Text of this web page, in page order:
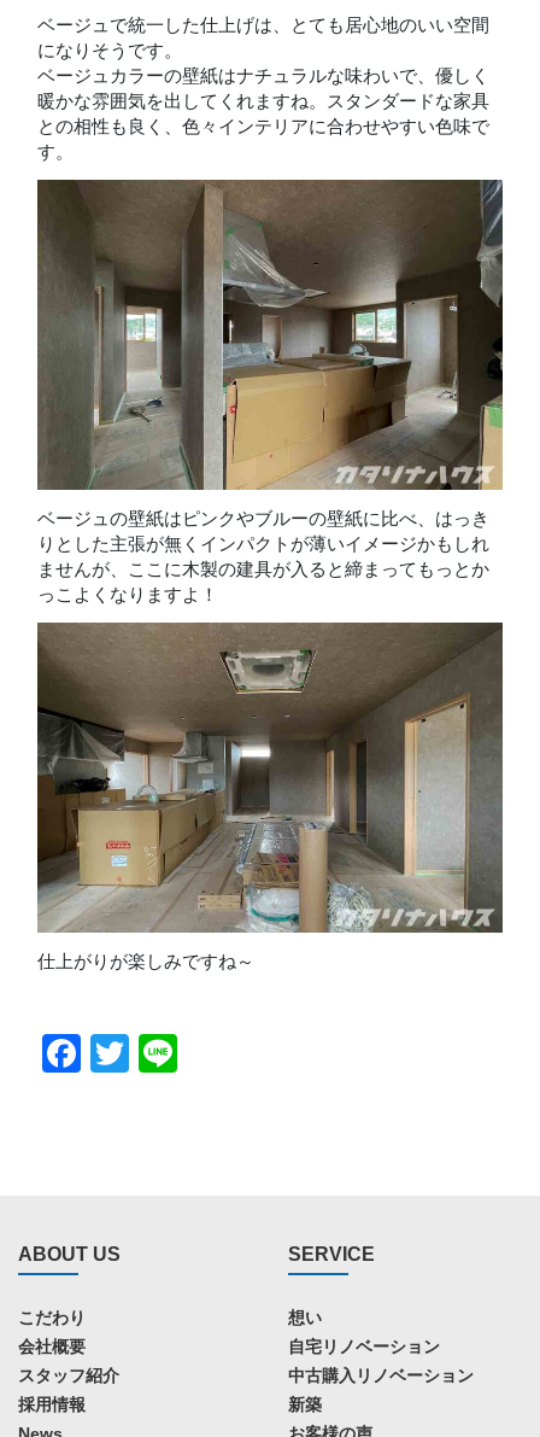
ベージュで統一した仕上げは、とても居心地のいい空間
になりそうです。
ベージュカラーの壁紙はナチュラルな味わいで、優しく
暖かな雰囲気を出してくれますね。スタンダードな家具
との相性も良く、色々インテリアに合わせやすい色味で
す。
ベージュの壁紙はピンクやブルーの壁紙に比べ、はっき
りとした主張が無くインパクトが薄いイメージかもしれ
ませんが、ここに木製の建具が入ると締まってもっとか
っこよくなりますよ！
仕上がりが楽しみですね～
Facebook
Twitter
ABOUT US
こだわり
会社概要
スタッフ紹介
採用情報
SERVICE
想い
自宅リノベーション
中古購入リノベーション
新築